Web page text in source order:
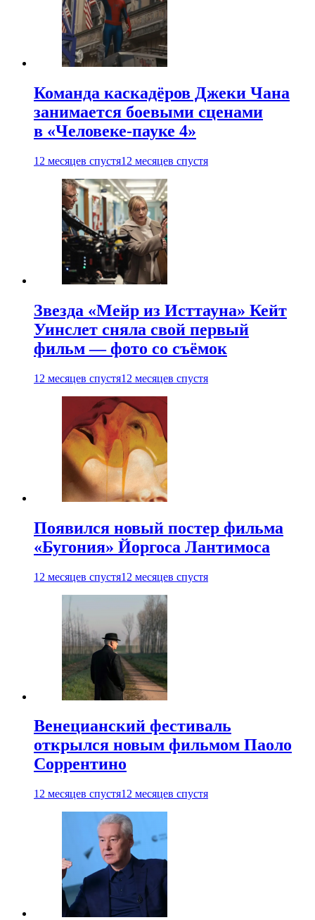
Команда каскадёров Джеки Чана
занимается боевыми сценами
в «Человеке-пауке 4»
12 месяцев спустя12 месяцев спустя
Звезда «Мейр из Исттауна» Кейт
Уинслет сняла свой первый
фильм — фото со съёмок
12 месяцев спустя12 месяцев спустя
Появился новый постер фильма
«Бугония» Йоргоса Лантимоса
12 месяцев спустя12 месяцев спустя
Венецианский фестиваль
открылся новым фильмом Паоло
Соррентино
12 месяцев спустя12 месяцев спустя